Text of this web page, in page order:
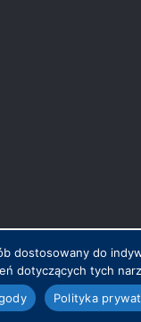
dostosowany do
dotyczących tych
Polityka